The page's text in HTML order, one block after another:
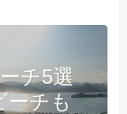
チ5選
ーチも